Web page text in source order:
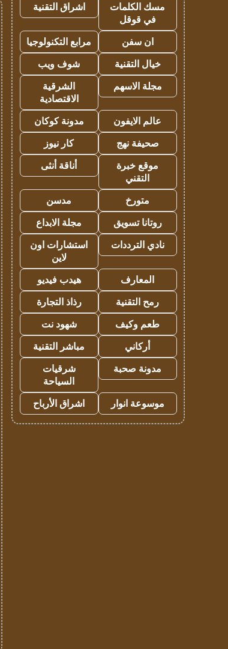
مسك الكلمات
في قوقل
اشراق التقنية
ان سفن
مرابع التكنولوجيا
خيال التقنية
شوف ويب
مجلة الاسهم
الشرقية
الاقتصادية
عالم الايفون
مدونة كوكان
صحيفة نهج
كار نيوز
موقع خبرة
التقني
أناقة أنثى
متورخ
مدسن
روتانا تسويق
مجلة الابداع
نادي الترددات
استشارات اون
لاين
المعارف
هيدب فيديو
رمح التقنية
رذاذ التجارة
طعم وكيف
شهود نت
أركاني
مباشر التقنية
مدونة صحبة
شرقيات
السياحة
موسوعة انوار
اشراق الأرباح